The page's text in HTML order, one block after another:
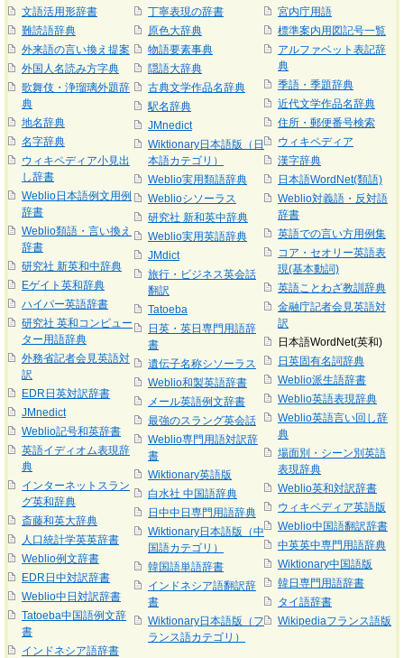
文語活用形辞書
難読語辞典
外来語の言い換え提案
外国人名読み方字典
歌舞伎・浄瑠璃外題辞
典
地名辞典
名字辞典
ウィキペディア小見出
し辞書
Weblio日本語例文用例
辞書
Weblio類語・言い換え
辞書
研究社 新英和中辞典
Eゲイト英和辞典
ハイパー英語辞書
研究社 英和コンピュー
ター用語辞典
外務省記者会見英語対
訳
EDR日英対訳辞書
JMnedict
Weblio記号和英辞書
英語イディオム表現辞
典
インターネットスラン
グ英和辞典
斎藤和英大辞典
人口統計学英英辞書
Weblio例文辞書
EDR日中対訳辞書
Weblio中日対訳辞書
Tatoeba中国語例文辞
書
インドネシア語辞書
丁寧表現の辞書
原色大辞典
物語要素事典
隠語大辞典
古典文学作品名辞典
駅名辞典
JMnedict
Wiktionary日本語版（日
本語カテゴリ）
Weblio実用類語辞典
Weblioシソーラス
研究社 新和英中辞典
Weblio実用英語辞典
JMdict
旅行・ビジネス英会話
翻訳
Tatoeba
日英・英日専門用語辞
書
遺伝子名称シソーラス
Weblio和製英語辞書
メール英語例文辞書
最強のスラング英会話
Weblio専門用語対訳辞
書
Wiktionary英語版
白水社 中国語辞典
日中中日専門用語辞典
Wiktionary日本語版（中
国語カテゴリ）
韓国語単語辞書
インドネシア語翻訳辞
書
Wiktionary日本語版（フ
ランス語カテゴリ）
宮内庁用語
標準案内用図記号一覧
アルファベット表記辞
典
季語・季題辞典
近代文学作品名辞典
住所・郵便番号検索
ウィキペディア
漢字辞典
日本語WordNet(類語)
Weblio対義語・反対語
辞書
英語での言い方用例集
コア・セオリー英語表
現(基本動詞)
英語ことわざ教訓辞典
金融庁記者会見英語対
訳
日本語WordNet(英和)
日英固有名詞辞典
Weblio派生語辞書
Weblio英語表現辞典
Weblio英語言い回し辞
典
場面別・シーン別英語
表現辞典
Weblio英和対訳辞書
ウィキペディア英語版
Weblio中国語翻訳辞書
中英英中専門用語辞典
Wiktionary中国語版
韓日専門用語辞書
タイ語辞書
Wikipediaフランス語版